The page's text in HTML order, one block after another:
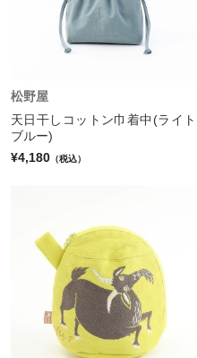
松野屋
天日干しコットン巾着中(ライト
ブルー)
¥4,180 （税込）